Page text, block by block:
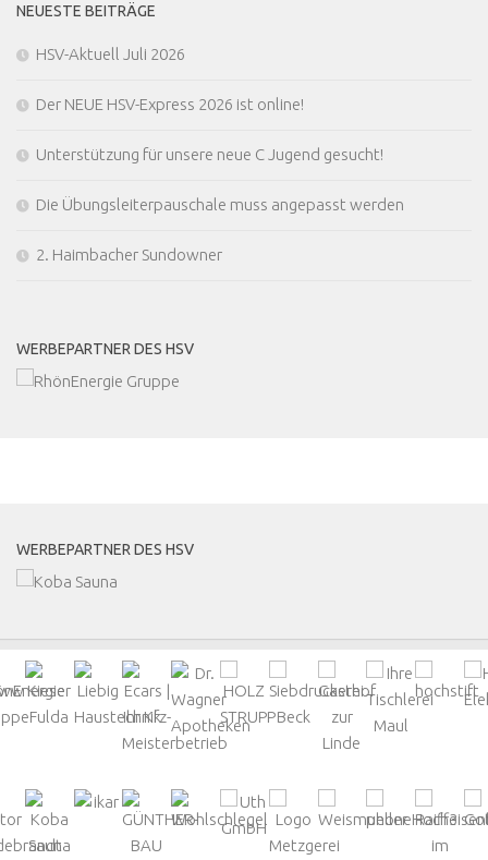
NEUESTE BEITRÄGE
HSV-Aktuell Juli 2026
Der NEUE HSV-Express 2026 ist online!
Unterstützung für unsere neue C Jugend gesucht!
Die Übungsleiterpauschale muss angepasst werden
2. Haimbacher Sundowner
WERBEPARTNER DES HSV
WERBEPARTNER DES HSV